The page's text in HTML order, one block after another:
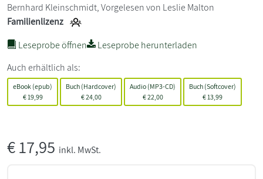
Bernhard Kleinschmidt, Vorgelesen von Leslie Malton
Familienlizenz
Leseprobe öffnen
Leseprobe herunterladen
Auch erhältlich als:
eBook (epub)
€19,99
Buch (Hardcover)
€24,00
Audio (MP3-CD)
€22,00
Buch (Softcover)
€ 13,99
€17,95 inkl. MwSt.